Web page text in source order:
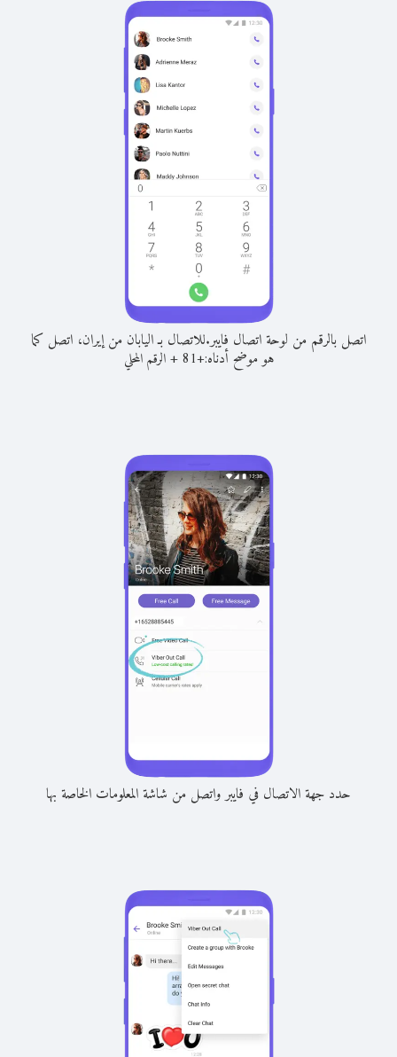
اتصل بالرقم من لوحة اتصال فايبر.للاتصال بـ اليابان من إيران، اتصل كما
هو موضح أدناه:+
81
+الرقم المحلي
حدد جهة الاتصال في فايبر واتصل من شاشة المعلومات الخاصة بها